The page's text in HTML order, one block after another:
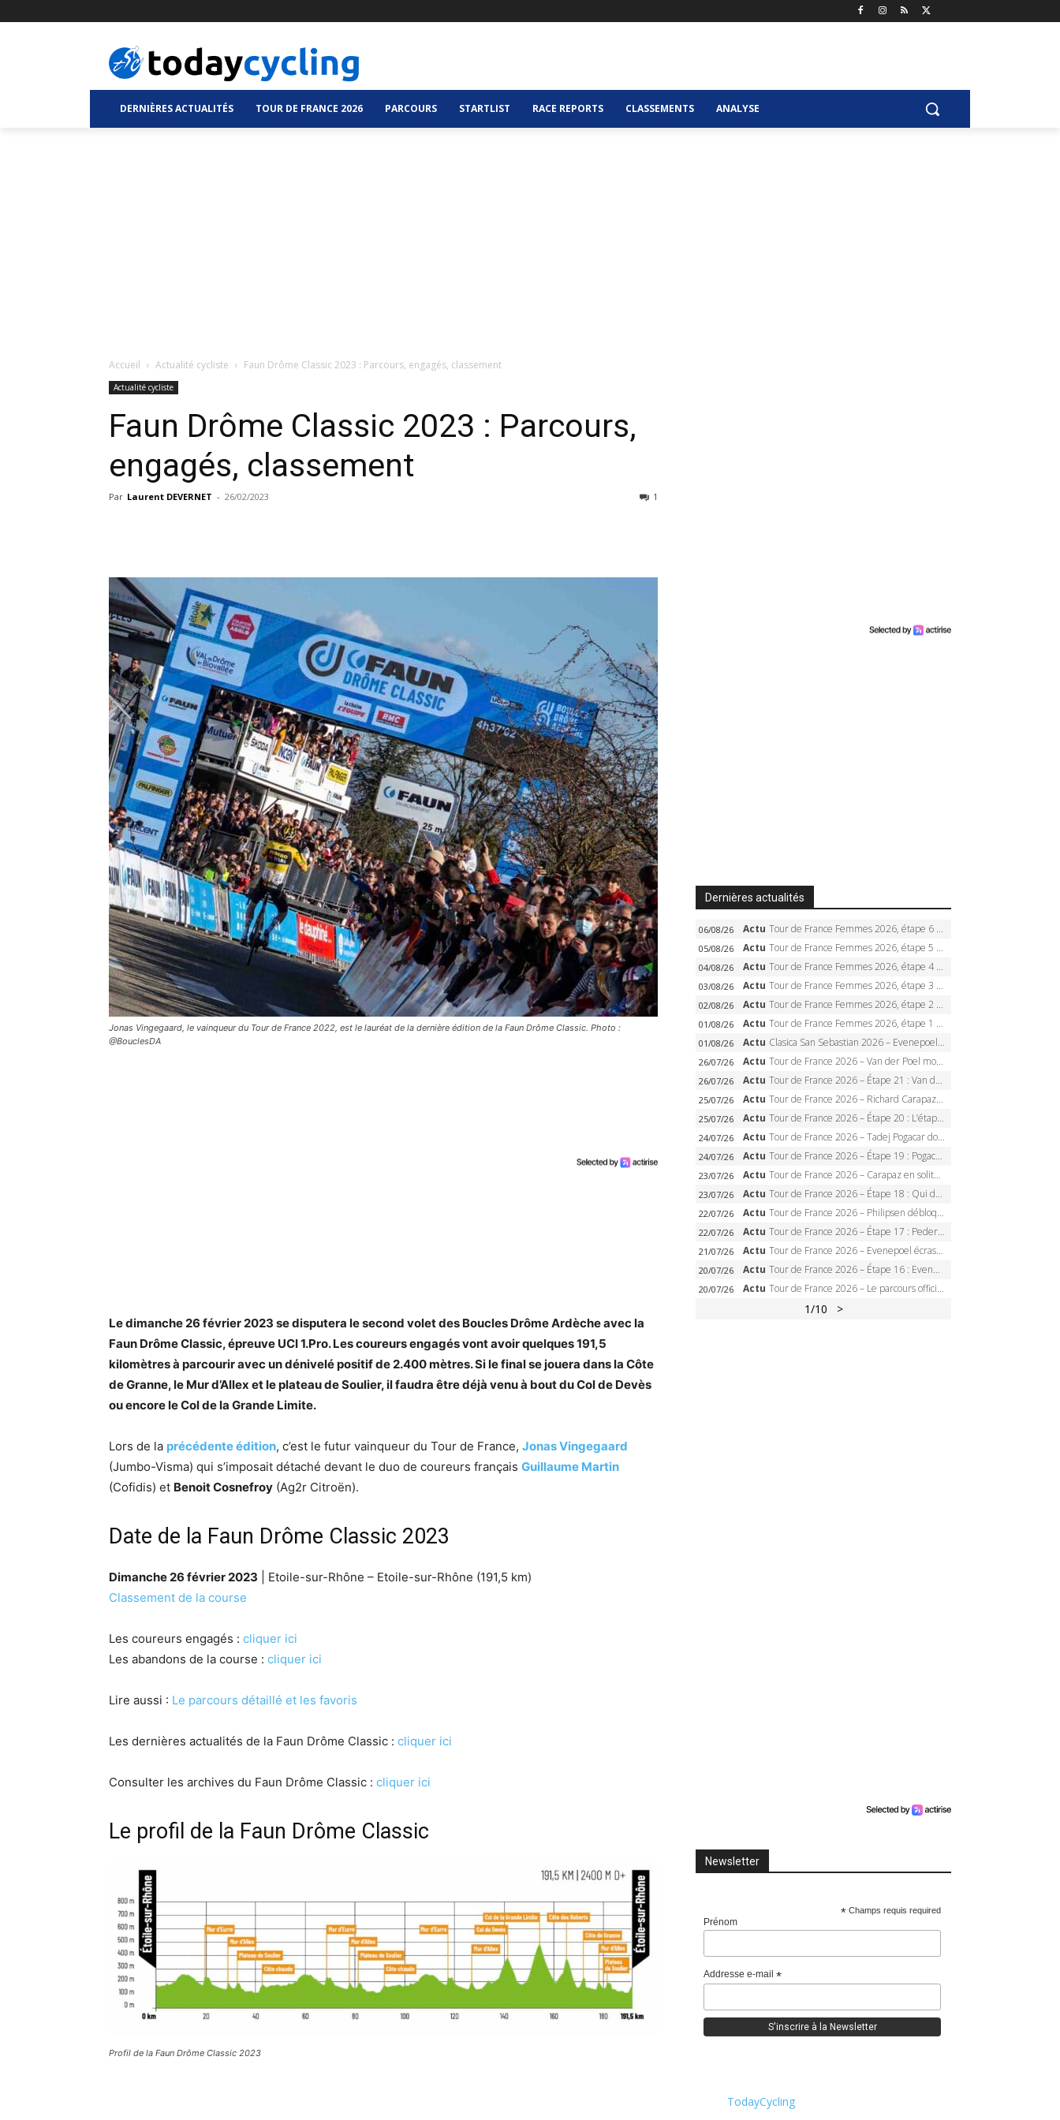
DERNIÈRES ACTUALITÉS TOUR DE FRANCE 2026 PARCOURS STARTLIST RACE REPORTS CLASSEMENTS ANALYSE
Accueil Actualité cycliste Faun Drôme Classic 2023 : Parcours, engagés, classement
Actualité cycliste
Faun Drôme Classic 2023 : Parcours,
engagés, classement
Par Laurent DEVERNET - 26/02/2023 1
Jonas Vingegaard, le vainqueur du Tour de France 2022, est le lauréat de la dernière édition de la Faun Drôme Classic. Photo :
@BouclesDA
Le dimanche 26 février 2023 se disputera le second volet des Boucles Drôme Ardèche avec la
Faun Drôme Classic, épreuve UCI 1.Pro. Les coureurs engagés vont avoir quelques 191,5
kilomètres à parcourir avec un dénivelé positif de 2.400 mètres. Si le final se jouera dans la Côte
de Granne, le Mur d’Allex et le plateau de Soulier, il faudra être déjà venu à bout du Col de Devès
ou encore le Col de la Grande Limite.
Lors de la précédente édition, c’est le futur vainqueur du Tour de France, Jonas Vingegaard
(Jumbo-Visma) qui s’imposait détaché devant le duo de coureurs français Guillaume Martin
(Cofidis) et Benoit Cosnefroy (Ag2r Citroën).
Date de la Faun Drôme Classic 2023
Dimanche 26 février 2023 | Etoile-sur-Rhône – Etoile-sur-Rhône (191,5 km)
Classement de la course
Les coureurs engagés : cliquer ici
Les abandons de la course : cliquer ici
Lire aussi : Le parcours détaillé et les favoris
Les dernières actualités de la Faun Drôme Classic : cliquer ici
Consulter les archives du Faun Drôme Classic : cliquer ici
Le profil de la Faun Drôme Classic
Profil de la Faun Drôme Classic 2023
Dernières actualités
06/08/26 Actu Tour de France Femmes 2026, étape 6 – Kim Le Court-Pienaar gagne à Tournon, Reusser en jaune
05/08/26 Actu Tour de France Femmes 2026, étape 5 – Demi Vollering gagne à Belleville, Reusser en jaune, Ferrand-Prévot coule
04/08/26 Actu Tour de France Femmes 2026, étape 4 – Marlen Reusser écrase le chrono, Ferrand-Prévot en crise
03/08/26 Actu Tour de France Femmes 2026, étape 3 – Sigrid Haugset en solitaire, 88 km d’échappée, maillot jaune
02/08/26 Actu Tour de France Femmes 2026, étape 2 – Lorena Wiebes doublé à Genève, Markus héroïque, 7e record
01/08/26 Actu Tour de France Femmes 2026, étape 1 – Lorena Wiebes intouchable à Lausanne, premier maillot jaune
01/08/26 Actu Clasica San Sebastian 2026 – Evenepoel recordman, 4e victoire, Carapaz battu au sprint
26/07/26 Actu Tour de France 2026 – Van der Poel monumental à Paris, Pogacar égale le record des cinq sacres
26/07/26 Actu Tour de France 2026 – Étape 21 : Van der Poel, Pogacar, qui succédera à Wout van Aert sur les Champs-Elysées ?
25/07/26 Actu Tour de France 2026 – Richard Carapaz roi des Alpes, doublé et maillot à pois, Seixas perd le podium
25/07/26 Actu Tour de France 2026 – Étape 20 : L’étape reine, Galibier, Sarenne, Alpe d’Huez, qui succédera à Pogacar ?
24/07/26 Actu Tour de France 2026 – Tadej Pogacar dompte l’Alpe d’Huez, 5e victoire, record de Pantani pulvérisé
24/07/26 Actu Tour de France 2026 – Étape 19 : Pogacar peut-il enfin dompter l’Alpe d’Huez ?
23/07/26 Actu Tour de France 2026 – Carapaz en solitaire à Orcières-Merlette, Paret-Peintre à un point du maillot à pois
23/07/26 Actu Tour de France 2026 – Étape 18 : Qui domptera Orcières-Merlette, première marche vers l’Alpe d’Huez ?
22/07/26 Actu Tour de France 2026 – Philipsen débloque son compteur à Voiron, Pedersen en danger pour le maillot vert
22/07/26 Actu Tour de France 2026 – Étape 17 : Pedersen peut-il verrouiller le maillot vert à Voiron ?
21/07/26 Actu Tour de France 2026 – Evenepoel écrase le chrono d’Évian, Seixas 4e, Lipowitz abandonne
20/07/26 Actu Tour de France 2026 – Étape 16 : Evenepoel, Pogacar, Ganna… qui domptera le chrono d’Évian pour redessiner le podium ?
20/07/26 Actu Tour de France 2026 – Le parcours officiel complet : 21 étapes, profils, carte et dates
1/10 >
Newsletter
* Champs requis required
Prénom
Addresse e-mail *
TodayCycling